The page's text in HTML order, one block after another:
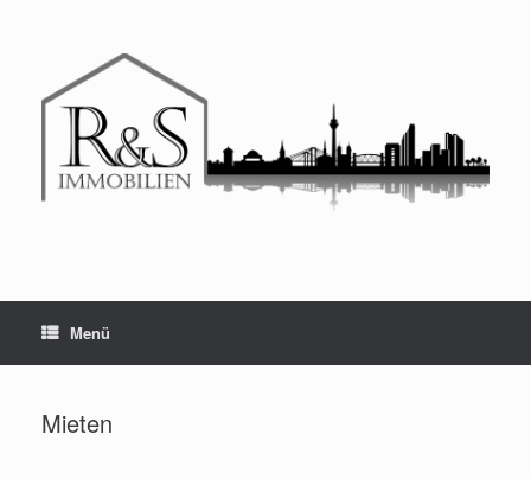
Menü
Mieten